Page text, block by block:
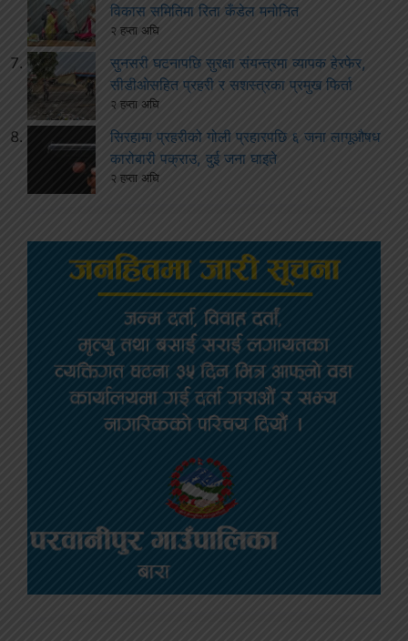
विकास समितिमा रिता कँडेल मनोनित
२ हप्ता अघि
सुनसरी घटनापछि सुरक्षा संयन्त्रमा व्यापक हेरफेर,
सीडीओसहित प्रहरी र सशस्त्रका प्रमुख फिर्ता
२ हप्ता अघि
सिरहामा प्रहरीको गोली प्रहारपछि ६ जना लागूऔषध
कारोबारी पक्राउ, दुई जना घाइते
२ हप्ता अघि